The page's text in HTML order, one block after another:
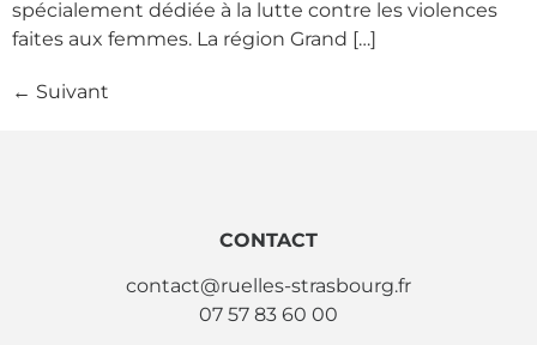
spécialement dédiée à la lutte contre les violences
faites aux femmes. La région Grand […]
← Suivant
CONTACT
contact@ruelles-strasbourg.fr
07 57 83 60 00